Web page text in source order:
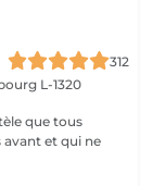
312
L-1320
que tous
avant et qui ne